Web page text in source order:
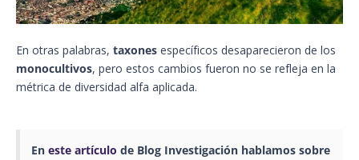
En otras palabras, taxones específicos desaparecieron de los
monocultivos, pero estos cambios fueron no se refleja en la
métrica de diversidad alfa aplicada.
En este artículo de Blog Investigación hablamos sobre